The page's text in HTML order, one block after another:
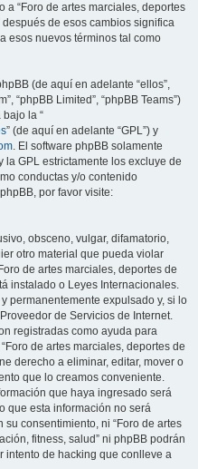
“Foro de artes marciales, deportes
de esos cambios significa
esos nuevos términos tal como
(de aquí en adelante “ellos”,
“phpBB Limited”, “phpBB Teams”)
la “
” (de aquí en adelante “GPL”) y
. El software phpBB solamente
GPL estrictamente los excluye de
conductas y/o contenido
por favor visite:
obsceno, vulgar, difamatorio,
otro material que pueda violar
de artes marciales, deportes de
instalado o Leyes Internacionales.
permanentemente expulsado y, si lo
de Servicios de Internet.
registradas como ayuda para
de artes marciales, deportes de
derecho a eliminar, editar, mover o
que lo creamos conveniente.
que haya ingresado será
que esta información no será
consentimiento, ni “Foro de artes
fitness, salud” ni phpBB podrán
intento de hacking que conlleve a